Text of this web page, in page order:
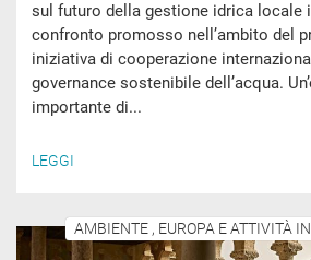
sul futuro della gestione idrica locale
confronto promosso nell’ambito del
iniziativa di cooperazione
governance sostenibile dell’acqua.
importante di...
LEGGI
AMBIENTE , EUROPA E ATTIVITÀ